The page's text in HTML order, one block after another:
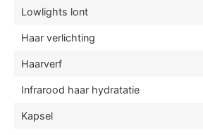
Lowlights lont
Haar verlichting
Haarverf
Infrarood haar hydratatie
Kapsel